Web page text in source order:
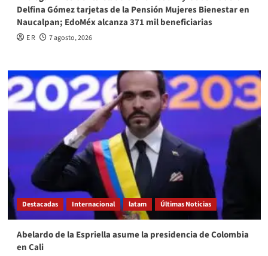
Delfina Gómez tarjetas de la Pensión Mujeres Bienestar en
Naucalpan; EdoMéx alcanza 371 mil beneficiarias
E R 7 agosto, 2026
Destacadas Internacional latam Últimas Noticias
Abelardo de la Espriella asume la presidencia de Colombia
en Cali